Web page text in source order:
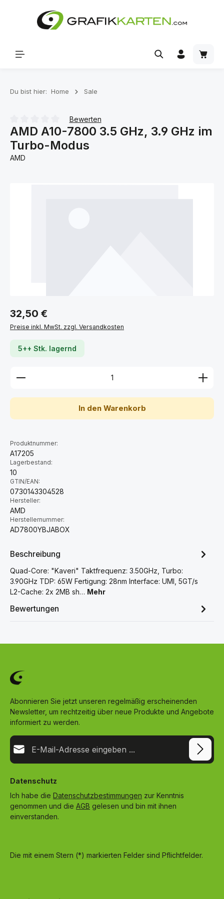
Zum Hauptinhalt springen
Du bist hier: Home Sale
Durchschnittliche Bewertung von 0 von 5 Sternen
Bewerten
AMD A10-7800 3.5 GHz, 3.9 GHz im
Turbo-Modus
AMD
Regulärer Preis:
32,50 €
Preise inkl. MwSt. zzgl. Versandkosten
5++ Stk. lagernd
Produkt Anzahl: Gib den gewünschten Wert ein
In den Warenkorb
Produktnummer:
A17205
Lagerbestand:
10
GTIN/EAN:
0730143304528
Hersteller:
AMD
Herstellernummer:
AD7800YBJABOX
Beschreibung
Quad-Core: "Kaveri" Taktfrequenz: 3.50GHz, Turbo:
3.90GHz TDP: 65W Fertigung: 28nm Interface: UMI, 5GT/s
L2-Cache: 2x 2MB sh… Mehr
Bewertungen
Abonnieren Sie jetzt unseren regelmäßig erscheinenden
Newsletter, um rechtzeitig über neue Produkte und Angebote
informiert zu werden.
E-Mail-Adresse*
Datenschutz
Ich habe die Datenschutzbestimmungen zur Kenntnis
genommen und die AGB gelesen und bin mit ihnen
einverstanden.
Die mit einem Stern (*) markierten Felder sind Pflichtfelder.